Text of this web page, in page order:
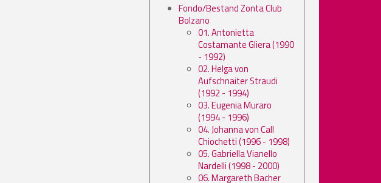
Fondo/Bestand Zonta Club
Bolzano
01. Antonietta
Costamante Gliera (1990
- 1992)
02. Helga von
Aufschnaiter Straudi
(1992 - 1994)
03. Eugenia Muraro
(1994 - 1996)
04. Johanna von Call
Chiochetti (1996 - 1998)
05. Gabriella Vianello
Nardelli (1998 - 2000)
06. Margareth Bacher